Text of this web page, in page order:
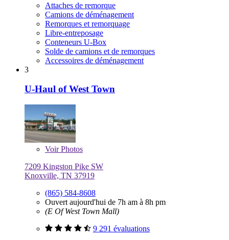
Attaches de remorque
Camions de déménagement
Remorques et remorquage
Libre-entreposage
Conteneurs U-Box
Solde de camions et de remorques
Accessoires de déménagement
3
U-Haul of West Town
VoirPhotos
7209 Kingston Pike SW
Knoxville, TN 37919
(865) 584-8608
Ouvert aujourd'hui de 7h am à 8h pm
(E Of West Town Mall)
9 291 évaluations